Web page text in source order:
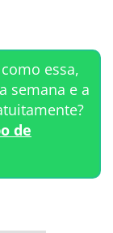
essa,
semana e a
de